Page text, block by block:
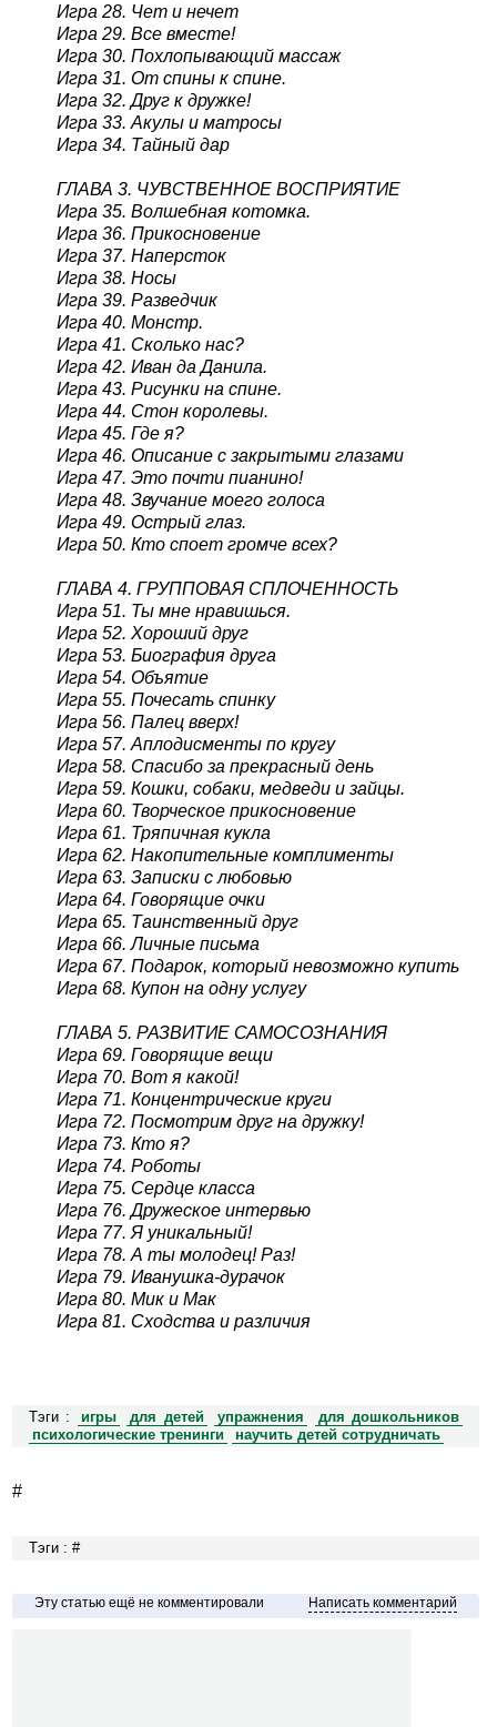
Игра 28. Чет и нечет
Игра 29. Все вместе!
Игра 30. Похлопывающий массаж
Игра 31. От спины к спине.
Игра 32. Друг к дружке!
Игра 33. Акулы и матросы
Игра 34. Тайный дар
ГЛАВА 3. ЧУВСТВЕННОЕ ВОСПРИЯТИЕ
Игра 35. Волшебная котомка.
Игра 36. Прикосновение
Игра 37. Наперсток
Игра 38. Носы
Игра 39. Разведчик
Игра 40. Монстр.
Игра 41. Сколько нас?
Игра 42. Иван да Данила.
Игра 43. Рисунки на спине.
Игра 44. Стон королевы.
Игра 45. Где я?
Игра 46. Описание с закрытыми глазами
Игра 47. Это почти пианино!
Игра 48. Звучание моего голоса
Игра 49. Острый глаз.
Игра 50. Кто споет громче всех?
ГЛАВА 4. ГРУППОВАЯ СПЛОЧЕННОСТЬ
Игра 51. Ты мне нравишься.
Игра 52. Хороший друг
Игра 53. Биография друга
Игра 54. Объятие
Игра 55. Почесать спинку
Игра 56. Палец вверх!
Игра 57. Аплодисменты по кругу
Игра 58. Спасибо за прекрасный день
Игра 59. Кошки, собаки, медведи и зайцы.
Игра 60. Творческое прикосновение
Игра 61. Тряпичная кукла
Игра 62. Накопительные комплименты
Игра 63. Записки с любовью
Игра 64. Говорящие очки
Игра 65. Таинственный друг
Игра 66. Личные письма
Игра 67. Подарок, который невозможно купить
Игра 68. Купон на одну услугу
ГЛАВА 5. РАЗВИТИЕ САМОСОЗНАНИЯ
Игра 69. Говорящие вещи
Игра 70. Вот я какой!
Игра 71. Концентрические круги
Игра 72. Посмотрим друг на дружку!
Игра 73. Кто я?
Игра 74. Роботы
Игра 75. Сердце класса
Игра 76. Дружеское интервью
Игра 77. Я уникальный!
Игра 78. А ты молодец! Раз!
Игра 79. Иванушка-дурачок
Игра 80. Мик и Мак
Игра 81. Сходства и различия
Тэги : игры для детей упражнения
для дошкольников
психологические тренинги
научить детей сотрудничать
#
Тэги : #
Эту статью ещё не комментировали Написать комментарий